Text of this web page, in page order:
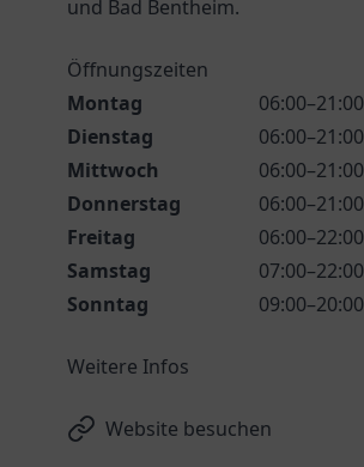
und Bad Bentheim.
Öffnungszeiten
Montag
06:00–21:00
Dienstag
06:00–21:00
Mittwoch
06:00–21:00
Donnerstag
06:00–21:00
Freitag
06:00–22:00
Samstag
07:00–22:00
Sonntag
09:00–20:00
Weitere Infos
Website besuchen